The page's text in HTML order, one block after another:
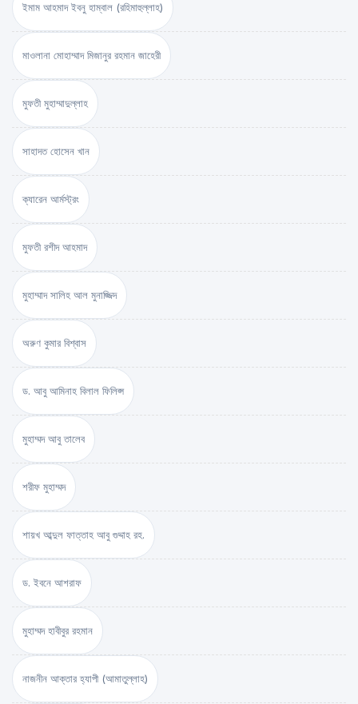
ইমাম আহমাদ ইবনু হাম্বাল (রহিমাহুল্লাহ)
মাওলানা মোহাম্মাদ মিজানুর রহমান জাহেরী
মুফতী মুহাম্মাদুল্লাহ
সাহাদত হোসেন খান
ক্যারেন আর্মস্ট্রং
মুফতী রশীদ আহমাদ
মুহাম্মাদ সালিহ আল মুনাজ্জিদ
অরুণ কুমার বিশ্বাস
ড. আবু আমিনাহ বিলাল ফিলিপ্স
মুহাম্মদ আবু তালেব
শরীফ মুহাম্মদ
শায়খ আব্দুল ফাত্তাহ আবু গুদ্দাহ রহ.
ড. ইবনে আশরাফ
মুহাম্মদ হাবীবুর রহমান
নাজনীন আক্তার হ্যাপী (আমাতুল্লাহ)